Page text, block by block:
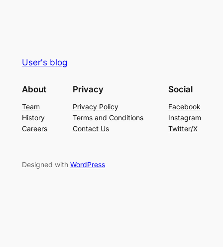
User's blog
About
Team
History
Careers
Privacy
Privacy Policy
Terms and Conditions
Contact Us
Social
Facebook
Instagram
Twitter/X
Designed with WordPress